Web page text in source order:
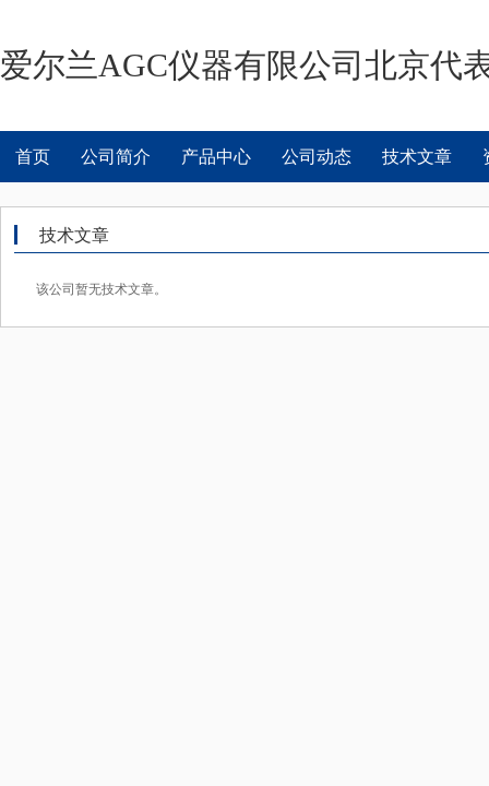
爱尔兰AGC仪器有限公司北京代
首页 公司简介 产品中心 公司动态 技术文章
技术文章
该公司暂无技术文章。